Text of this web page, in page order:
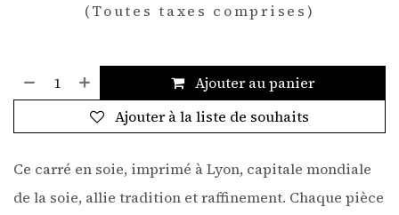
(Toutes taxes comprises)
Ajouter au panier
Ajouter à la liste de souhaits
Ce carré en soie, imprimé à Lyon, capitale mondiale
de la soie, allie tradition et raffinement. Chaque pièce